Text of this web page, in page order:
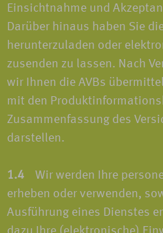
Einsichtnahme und
Darüber hinaus haben Sie
herunterzuladen oder
zusenden zu lassen. Nach
wir Ihnen die AVBs
mit den
Zusammenfassung des
darstellen.
1.4 Wir werden Ihre
erheben oder verwenden,
Ausführung eines Dienstes